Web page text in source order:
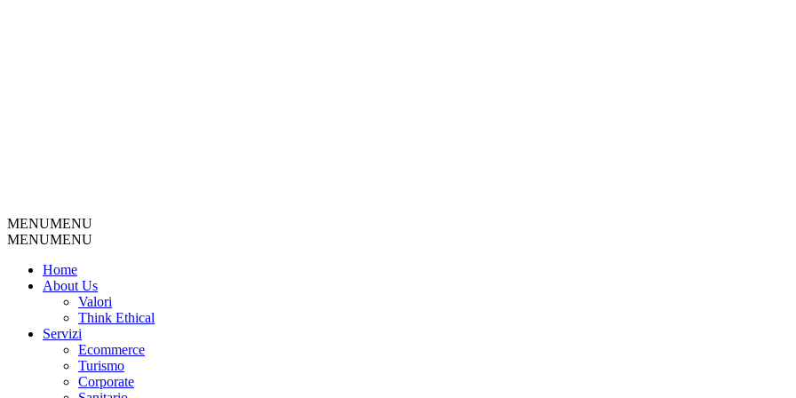
MENUMENU
MENUMENU
Home
About Us
Valori
Think Ethical
Servizi
Ecommerce
Turismo
Corporate